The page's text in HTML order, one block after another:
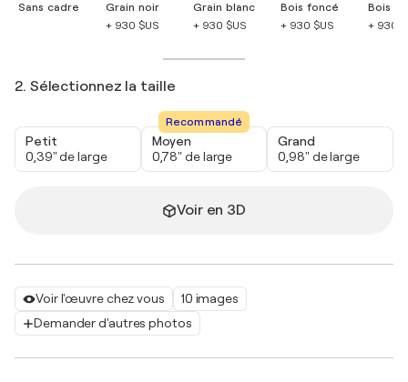
Voir l'œuvre chez vous
10 images
Demander d'autres photos
Sans cadre
Grain noir
+ 930 $US
Grain blanc
+ 930 $US
Bois foncé
+ 930 $US
Bois
+ 930
2. Sélectionnez la taille
Petit
0,39" de large
Recommandé
Moyen
0,78" de large
Grand
0,98" de large
Voir en 3D